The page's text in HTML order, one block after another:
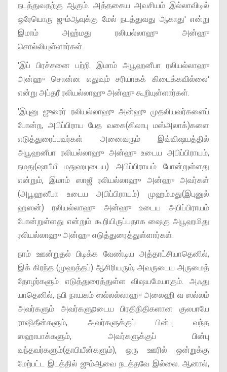
நடத்துவதற்கு ஆகும். அத்தகைய அவசியம் இல்லாவிடில்
ஒரேயொரு ஜும்ஆவுக்கு மேல் நடத்துவது ஆகாது' என்று
இமாம் அஹ்மது ரலியல்லாஹு அன்ஹு
சொல்லியுள்ளார்கள்.
'இப் பிரச்சனை பற்றி இமாம் அபூஹனீபா ரலியல்லாஹு
அன்ஹு சொன்ன எதுவும் சரியாகக் கிடைக்கவில்லை'
என்று அப்தரீ ரலியல்லாஹு அன்ஹு கூறியுள்ளார்கள்.
'இபுனு ஜுரைர் ரலியல்லாஹு அன்ஹு முதலியவர்களைப்
போன்ற, அபிப்பிராய பேத வகை(கிலாபு மஸ்அலாக்)களை
எடுத்துரைப்பவர்கள் அனைவரும் இவ்விஷயத்தில்
அபூஹனீபா ரலியல்லாஹு அன்ஹு உடைய அபிப்பிராயம்,
நமது(ஷாபீயீ மதுஹபுடைய) அபிப்பிராயம் போன்றுள்ளது
என்றும், இமாம் ஸாஜீ ரலியல்லாஹு அன்ஹு அவர்கள்
(அபூஹனீபா உடைய அபிப்பிராயம்) முஹம்மது(இபுனுல்
ஹஸன்) ரலியல்லாஹு அன்ஹு உடைய அபிப்பிராயம்
போன்றுள்ளது என்றும் கூறியிருப்பதாக ஷைகு அபூஹமிது
ரலியல்லாஹு அன்ஹு எடுத்துரைத்துள்ளார்கள்.
நாம் ஊன்றுதல் பிடிக்க வேண்டிய அத்தாட்சியாதெனில்,
இக் கிரந்த (முஹத்தப்) ஆசிரியரும், அவருடைய அருமைத்
தோழர்களும் எடுத்துரைத்துள்ள விஷயமேயாகும். அஃது
யாதெனில், நபி நாயகம் ஸல்லல்லாஹு அலைஹி வ ஸல்லம்
அவர்களும் அவர்களுpடைய பிரதிநிதிகளான குலபாயே
ராஷிதீன்களும், அவர்களுக்குப் பின்பு வந்த
ஸஹாபாக்களும், அவர்களுக்குப் பின்பு
வந்தவர்களும்(தாபியீன்களும்), ஒரு ஊரில் ஒன்றுக்கு
மேற்பட்ட இடத்தில் ஜும்ஆவை நடத்தவே இல்லை. ஆனால்,